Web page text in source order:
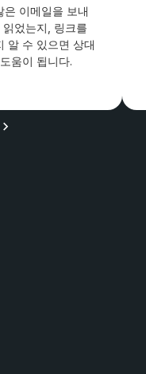
은 이메일을 보내
었는지, 링크를
알 수 있으면 상대
움이 됩니다.